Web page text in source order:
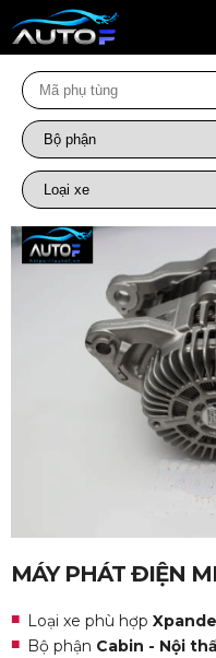
MÁY PHÁT ĐIỆN
Loại xe phù hợp
Bộ phận Cabin - Nội